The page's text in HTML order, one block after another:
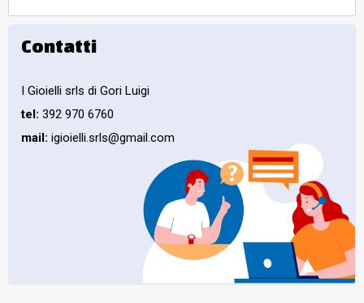
Contatti
I Gioielli srls di Gori Luigi
tel: 392 970 6760
mail: igioielli.srls@gmail.com